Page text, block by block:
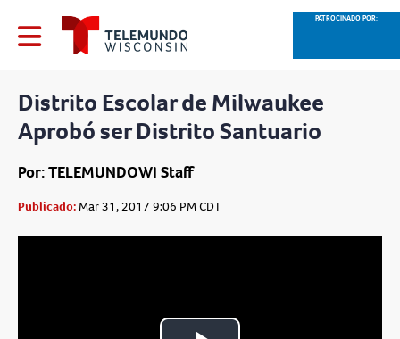
PATROCINADO POR:
Distrito Escolar de Milwaukee
Aprobó ser Distrito Santuario
Por: TELEMUNDOWI Staff
Publicado: Mar 31, 2017 9:06 PM CDT